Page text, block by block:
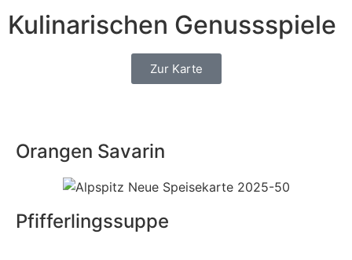
Kulinarischen Genussspiele
Zur Karte
Orangen Savarin
Pfifferlingssuppe